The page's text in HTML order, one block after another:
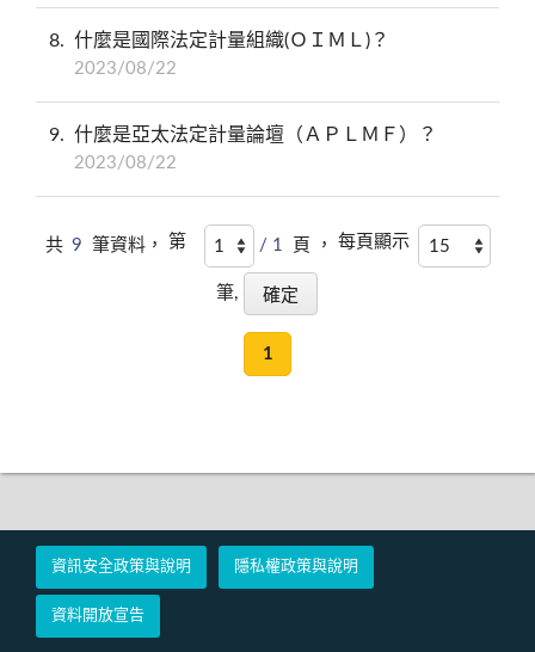
8 什麼是國際法定計量組織(ＯＩＭＬ)？
2023/08/22
9 什麼是亞太法定計量論壇（ＡＰＬＭＦ）？
2023/08/22
共 9 筆資料， 第 / 1 頁 ， 每頁顯示
筆,
1
資訊安全政策與說明 隱私權政策與說明
資料開放宣告